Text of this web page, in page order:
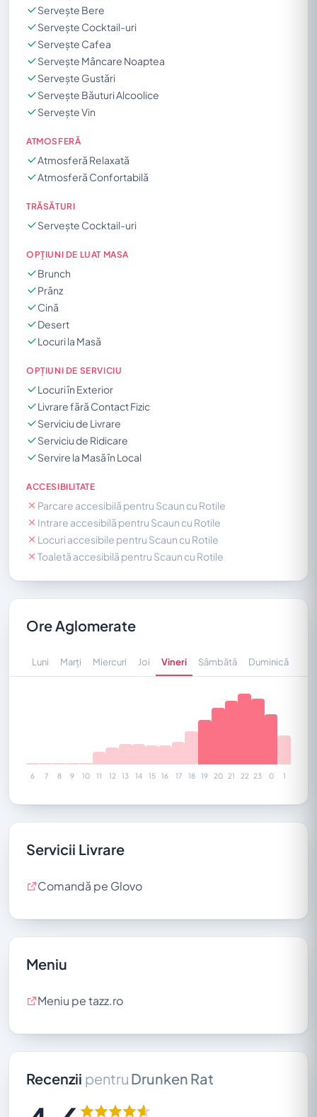
Servește Bere
Servește Cocktail-uri
Servește Cafea
Servește Mâncare Noaptea
Servește Gustări
Servește Băuturi Alcoolice
Servește Vin
ATMOSFERĂ
Atmosferă Relaxată
Atmosferă Confortabilă
TRĂSĂTURI
Servește Cocktail-uri
OPȚIUNI DE LUAT MASA
Brunch
Prânz
Cină
Desert
Locuri la Masă
OPȚIUNI DE SERVICIU
Locuri în Exterior
Livrare fără Contact Fizic
Serviciu de Livrare
Serviciu de Ridicare
Servire la Masă în Local
ACCESIBILITATE
Parcare accesibilă pentru Scaun cu Rotile
Intrare accesibilă pentru Scaun cu Rotile
Locuri accesibile pentru Scaun cu Rotile
Toaletă accesibilă pentru Scaun cu Rotile
Ore Aglomerate
Luni Marți Miercuri Joi Vineri Sâmbătă Duminică
6 7 8 9 10 11 12 13 14 15 16 17 18 19 20 21 22 23 0 1
Servicii Livrare
Comandă pe Glovo
Meniu
Meniu pe tazz.ro
Recenzii pentru Drunken Rat